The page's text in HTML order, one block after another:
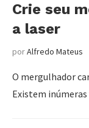
Crie seu
a laser
porAlfredo Mateus
O mergulhador
Existem